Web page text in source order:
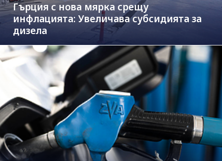
Гърция с нова мярка срещу
инфлацията: Увеличава субсидията за
дизела